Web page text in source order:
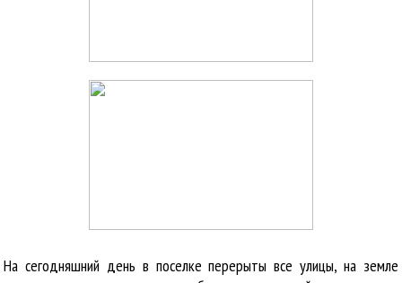
На сегодняшний день в поселке перерыты все улицы, на земле